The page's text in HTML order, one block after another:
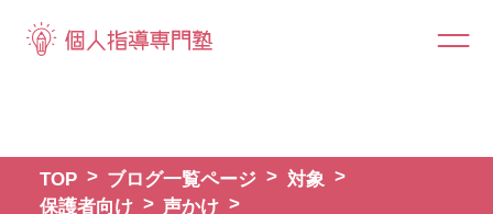
TOP ブログ一覧ページ
対象
保護者向け
声かけ